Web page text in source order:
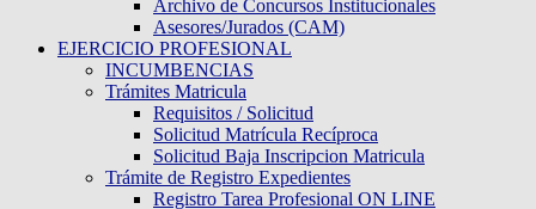
Archivo de Concursos Institucionales
Asesores/Jurados (CAM)
EJERCICIO PROFESIONAL
INCUMBENCIAS
Trámites Matricula
Requisitos / Solicitud
Solicitud Matrícula Recíproca
Solicitud Baja Inscripcion Matricula
Trámite de Registro Expedientes
Registro Tarea Profesional ON LINE